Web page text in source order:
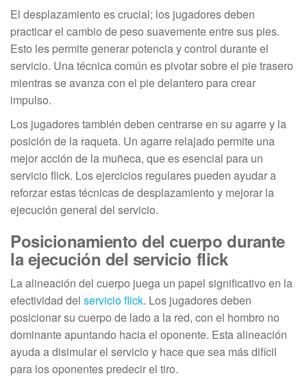
El desplazamiento es crucial; los jugadores deben
practicar el cambio de peso suavemente entre sus pies.
Esto les permite generar potencia y control durante el
servicio. Una técnica común es pivotar sobre el pie trasero
mientras se avanza con el pie delantero para crear
impulso.
Los jugadores también deben centrarse en su agarre y la
posición de la raqueta. Un agarre relajado permite una
mejor acción de la muñeca, que es esencial para un
servicio flick. Los ejercicios regulares pueden ayudar a
reforzar estas técnicas de desplazamiento y mejorar la
ejecución general del servicio.
Posicionamiento del cuerpo durante
la ejecución del servicio flick
La alineación del cuerpo juega un papel significativo en la
efectividad del servicio flick. Los jugadores deben
posicionar su cuerpo de lado a la red, con el hombro no
dominante apuntando hacia el oponente. Esta alineación
ayuda a disimular el servicio y hace que sea más difícil
para los oponentes predecir el tiro.